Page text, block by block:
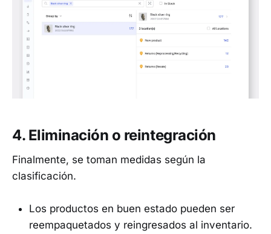
4. Eliminación o reintegración
Finalmente, se toman medidas según la
clasificación.
Los productos en buen estado pueden ser
reempaquetados y reingresados al inventario.